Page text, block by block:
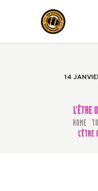
14
L’ÊTRE
HOME
LES
LA COMPAGNIE
LA BAGAGERIE